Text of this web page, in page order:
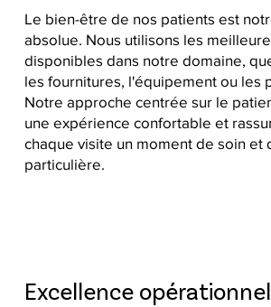
Le bien-être de nos patients est
absolue. Nous utilisons les
disponibles dans notre domaine,
les fournitures, l'équipement ou les
Notre approche centrée sur le
une expérience confortable et
chaque visite un moment de soin et
particulière.
Excellence